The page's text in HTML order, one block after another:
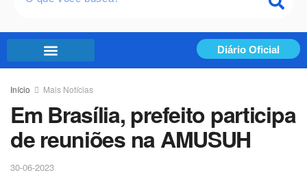
Diário Oficial
Início Mais Notícias
Em Brasília, prefeito participa
de reuniões na AMUSUH
30-06-2023